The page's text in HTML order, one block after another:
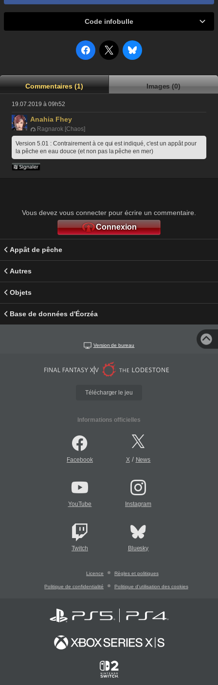
Code infobulle
Commentaires (1) Images (0)
19.07.2019 à 09h52
Anahia Fhey
Ragnarok [Chaos]
Version 5.01 : Contrairement à ce qui est indiqué, c'est un appât pour
la pêche en eau douce (et non pas la pêche en mer)
Vous devez vous connecter pour écrire un commentaire.
Connexion
Appât de pêche
Autres
Objets
Base de données d'Éorzéa
Version de bureau
Télécharger le jeu
Informations officielles
Facebook X/ News
YouTube Instagram
Twitch Bluesky
Licence Règles et politiques
Politique de confidentialité Politique d'utilisation des cookies